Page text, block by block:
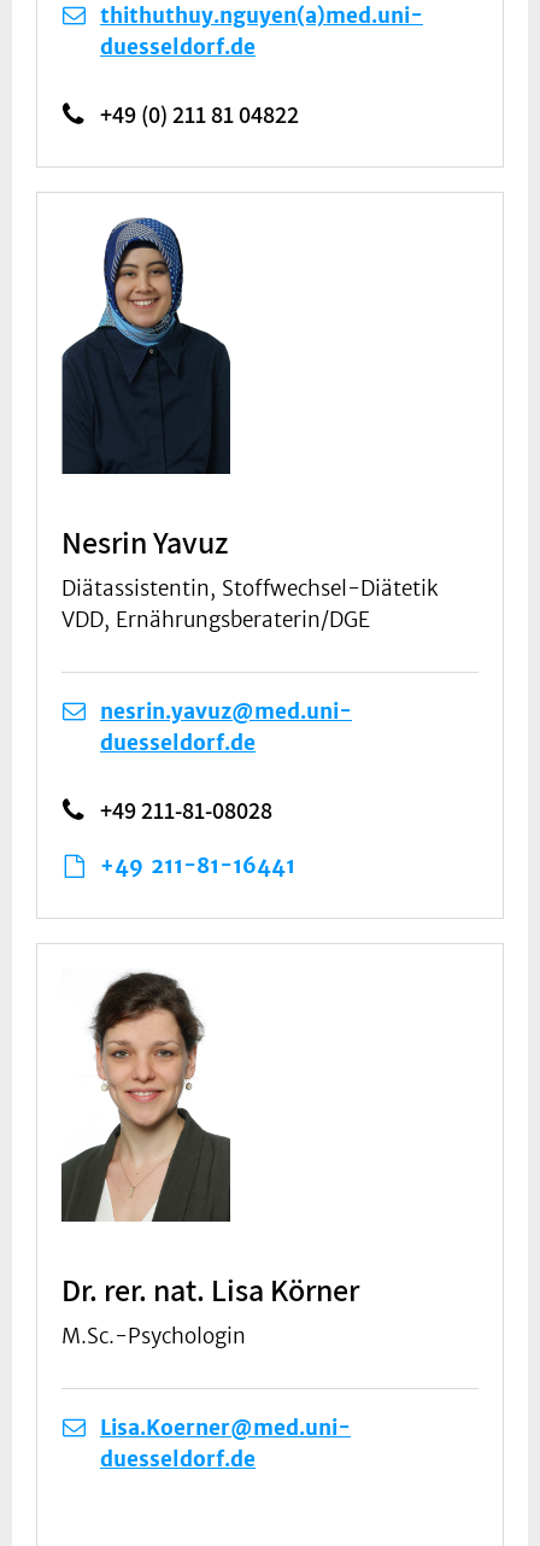
thithuthuy.nguyen(a)med.uni-
duesseldorf.de
+49 (0) 211 81 04822
Nesrin Yavuz
Diätassistentin, Stoffwechsel-Diätetik
VDD, Ernährungsberaterin/DGE
nesrin.yavuz@med.uni-
duesseldorf.de
+49 211-81-08028
+49 211-81-16441
Dr. rer. nat. Lisa Körner
M.Sc.-Psychologin
Lisa.Koerner@med.uni-
duesseldorf.de